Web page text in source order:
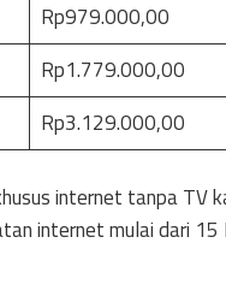
Rp979.000,00
Rp1.779.000,00
Rp3.129.000,00
internet tanpa TV
internet mulai dari